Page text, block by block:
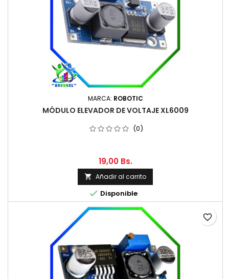
MARCA: ROBOTIC
MÓDULO ELEVADOR DE VOLTAJE XL6009
(0)
19,00 Bs.
 Añadir al carrito
 Disponible
favorite_border